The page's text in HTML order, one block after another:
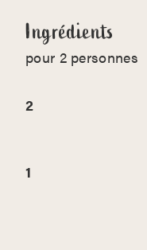
Ingrédients
pour 2 personnes
2
1